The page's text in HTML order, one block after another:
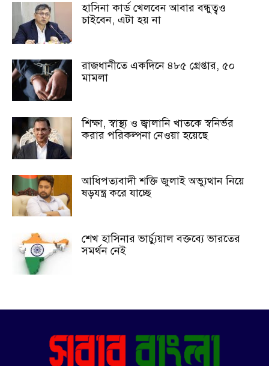
হাসিনা কার্ড খেলবেন আবার বন্ধুত্বও
চাইবেন, এটা হয় না
রাজধানীতে একদিনে ৪৮৫ গ্রেপ্তার, ৫০
মামলা
শিক্ষা, স্বাস্থ্য ও জ্বালানি খাতকে স্বনির্ভর
করার পরিকল্পনা নেওয়া হয়েছে
আধিপত্যবাদী শক্তি জুলাই অভ্যুত্থান নিয়ে
ষড়যন্ত্র করে যাচ্ছে
শেখ হাসিনার ভার্চ্যুয়াল বক্তব্যে ভারতের
সমর্থন নেই